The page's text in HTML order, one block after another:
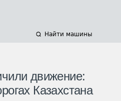
Найти машины
движение:
Казахстана